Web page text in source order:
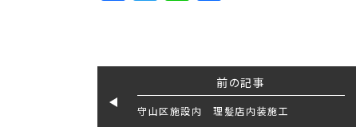
前の記事
守山区施設内 理髪店内装施工